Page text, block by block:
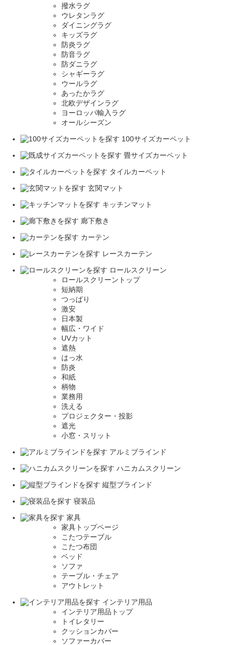
撥水ラグ
ウレタンラグ
ダイニングラグ
キッズラグ
防炎ラグ
防音ラグ
防ダニラグ
シャギーラグ
ウールラグ
あったかラグ
北欧デザインラグ
ヨーロッパ輸入ラグ
オールシーズン
100サイズカーペット
畳サイズカーペット
タイルカーペット
玄関マット
キッチンマット
廊下敷き
カーテン
レースカーテン
ロールスクリーン
ロールスクリーントップ
短納期
つっぱり
激安
日本製
幅広・ワイド
UVカット
遮熱
はっ水
防炎
和紙
柄物
業務用
洗える
プロジェクター・投影
遮光
小窓・スリット
アルミブラインド
ハニカムスクリーン
縦型ブラインド
寝装品
家具
家具トップページ
こたつテーブル
こたつ布団
ベッド
ソファ
テーブル・チェア
アウトレット
インテリア用品
インテリア用品トップ
トイレタリー
クッションカバー
ソファーカバー